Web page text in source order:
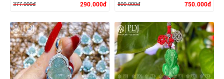
377.000đ
290.000đ
800.000đ
750.000đ